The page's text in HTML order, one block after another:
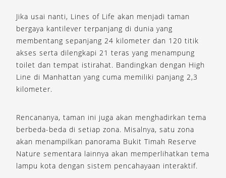
Jika usai nanti, Lines of Life akan menjadi taman
bergaya kantilever terpanjang di dunia yang
membentang sepanjang 24 kilometer dan 120 titik
akses serta dilengkapi 21 teras yang menampung
toilet dan tempat istirahat. Bandingkan dengan High
Line di Manhattan yang cuma memiliki panjang 2,3
kilometer.
Rencananya, taman ini juga akan menghadirkan tema
berbeda-beda di setiap zona. Misalnya, satu zona
akan menampilkan panorama Bukit Timah Reserve
Nature sementara lainnya akan memperlihatkan tema
lampu kota dengan sistem pencahayaan interaktif.